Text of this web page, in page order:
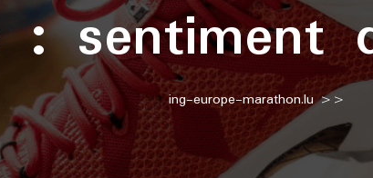
:sentiment
ing-europe-marathon.lu>>